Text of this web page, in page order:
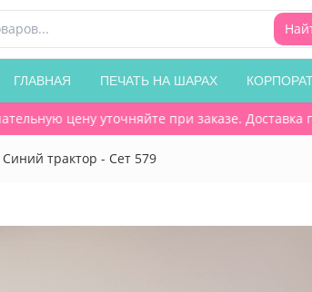
ГЛАВНАЯ ПЕЧАТЬ НА ШАРАХ
цену уточняйте при заказе. Доставка по
Синий трактор - Сет 579